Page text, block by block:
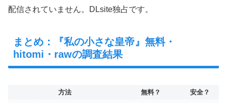
配信されていません。DLsite独占です。
まとめ：『私の小さな皇帝』無料・
hitomi・rawの調査結果
方法 無料？
安全？